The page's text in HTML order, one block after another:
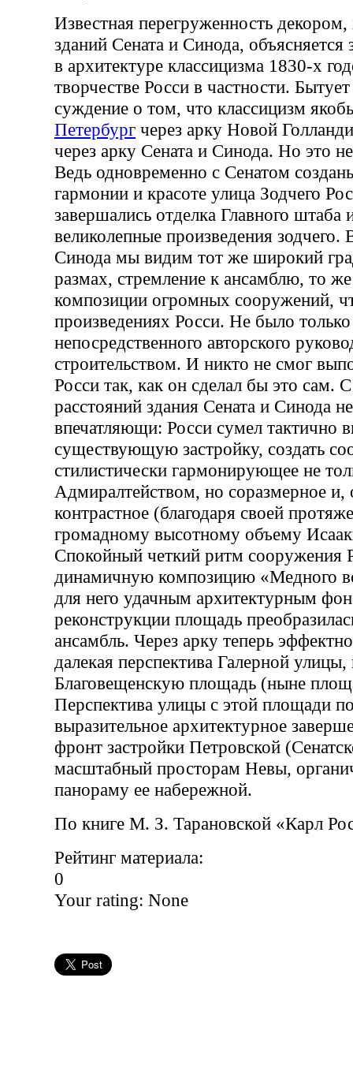
Известная перегруженность декором,
зданий Сената и Синода, объясняется
в архитектуре классицизма 1830-х
творчестве Росси в частности.
суждение о том, что классицизм
Петербург через арку Новой
через арку Сената и Синода. Но это
Ведь одновременно с Сенатом
гармонии и красоте улица Зодчего
завершались отделка Главного штаба
великолепные произведения зодчего.
Синода мы видим тот же широкий
размах, стремление к ансамблю, то
композиции огромных сооружений,
произведениях Росси. Не было
непосредственного авторского
строительством. И никто не смог
Росси так, как он сделал бы это сам.
расстояний здания Сената и Синода
впечатляющи: Росси сумел тактично
существующую застройку, создать
стилистически гармонирующее не
Адмиралтейством, но соразмерное и,
контрастное (благодаря своей
громадному высотному объему
Спокойный четкий ритм сооружения
динамичную композицию «Медного
для него удачным архитектурным
реконструкции площадь
ансамбль. Через арку теперь
далекая перспектива Галерной
Благовещенскую площадь (ныне
Перспектива улицы с этой площади
выразительное архитектурное
фронт застройки Петровской
масштабный просторам Невы,
панораму ее набережной.
По книге М. З. Тарановской «Карл
Рейтинг материала:
0
Your rating: None